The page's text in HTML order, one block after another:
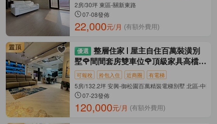
2房/30坪 東區-關新東路
07-08發佈
22,000元/月 (有額外費用)
整層住家
屋主自住百萬裝潢別
墅🌹間間套房雙車位🌹頂級家具高檔家
電
可報稅 拎包入住 近商圈 有電梯
5房/132.2坪 安興-御松園百萬精裝電梯別墅 北區-中華
07-23發佈
120,000元/月 (有額外費用)